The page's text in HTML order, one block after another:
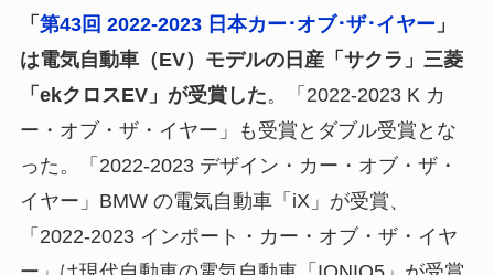
「 第43回 2022-2023 日本カー･オブ･ザ･イヤー」
は電気自動車（EV）モデルの日産「サクラ」三菱
「ekクロスEV」が受賞した。「2022-2023 K カ
ー・オブ・ザ・イヤー」も受賞とダブル受賞とな
った。「2022-2023 デザイン・カー・オブ・ザ・
イヤー」BMW の電気自動車「iX」が受賞、
「2022-2023 インポート・カー・オブ・ザ・イヤ